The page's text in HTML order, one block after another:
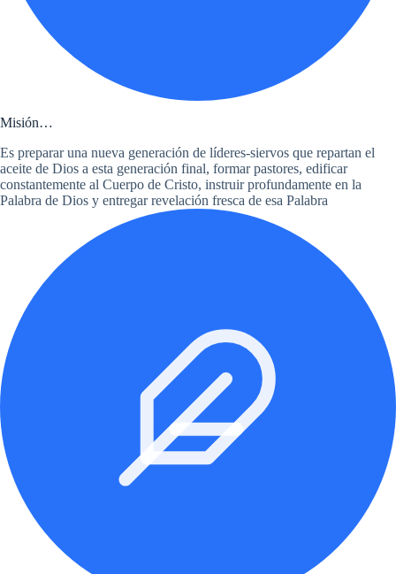
Misión…
Es preparar una nueva generación de líderes-siervos que repartan el
aceite de Dios a esta generación final, formar pastores, edificar
constantemente al Cuerpo de Cristo, instruir profundamente en la
Palabra de Dios y entregar revelación fresca de esa Palabra